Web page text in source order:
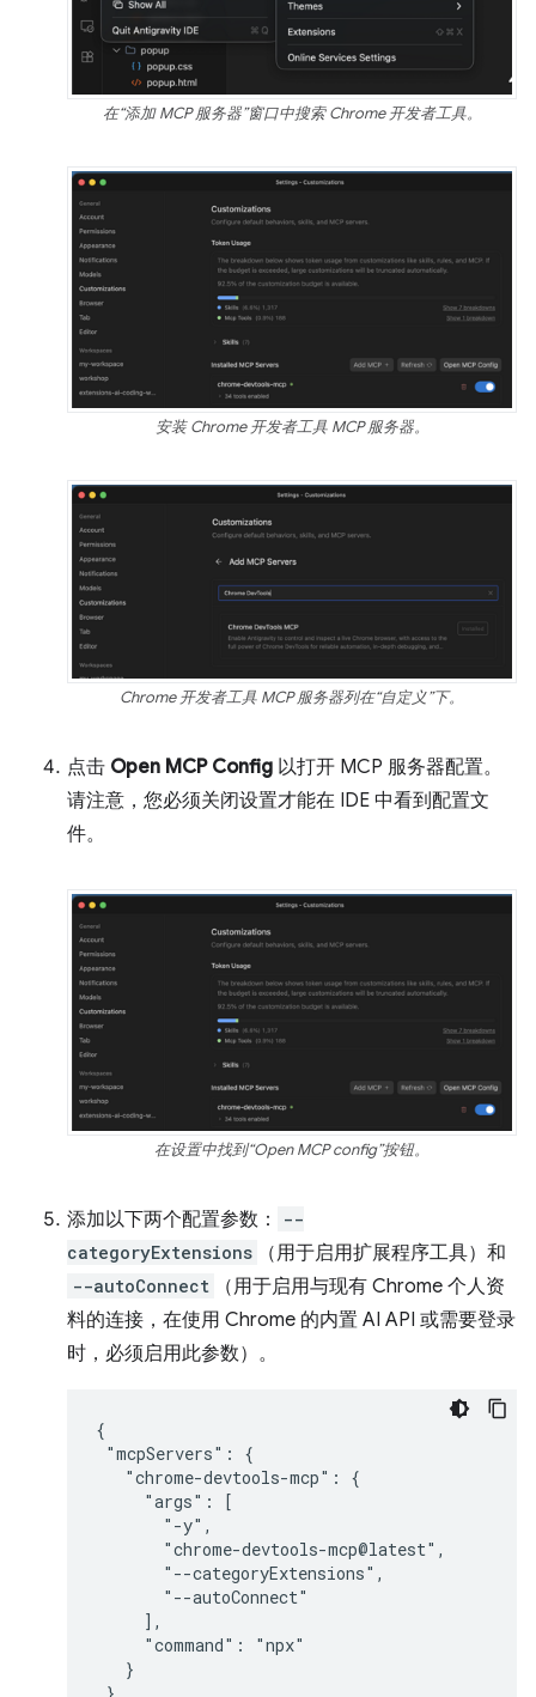
在“添加 MCP 服务器”窗口中搜索 Chrome 开发者工具。
安装 Chrome 开发者工具 MCP 服务器。
Chrome 开发者工具 MCP 服务器列在“自定义”下。
点击 Open MCP Config 以打开 MCP 服务器配置。
请注意，您必须关闭设置才能在 IDE 中看到配置文
件。
在设置中找到“Open MCP config”按钮。
添加以下两个配置参数：
--
categoryExtensions
（用于启用扩展程序工具）和
--autoConnect
（用于启用与现有 Chrome 个人资
料的连接，在使用 Chrome 的内置 AI API 或需要登录
时，必须启用此参数）。
{
"mcpServers": {
   "chrome-devtools-mcp": {
     "args": [
       "-y",
       "chrome-devtools-mcp@latest",
       "--categoryExtensions",
       "--autoConnect"
     ],
     "command": "npx"
   }